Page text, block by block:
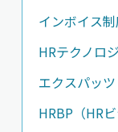
インボイス
HRテクノロ
エクスパッツ
HRBP（HR